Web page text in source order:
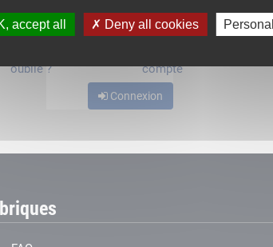
accept all Deny all cookies
oublié ?
compte
Connexion